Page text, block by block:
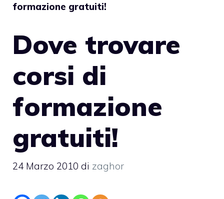
formazione gratuiti!
Dove trovare
corsi di
formazione
gratuiti!
24 Marzo 2010 di zaghor